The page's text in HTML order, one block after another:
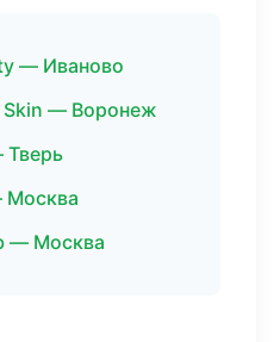
— Иваново
Skin — Воронеж
— Москва